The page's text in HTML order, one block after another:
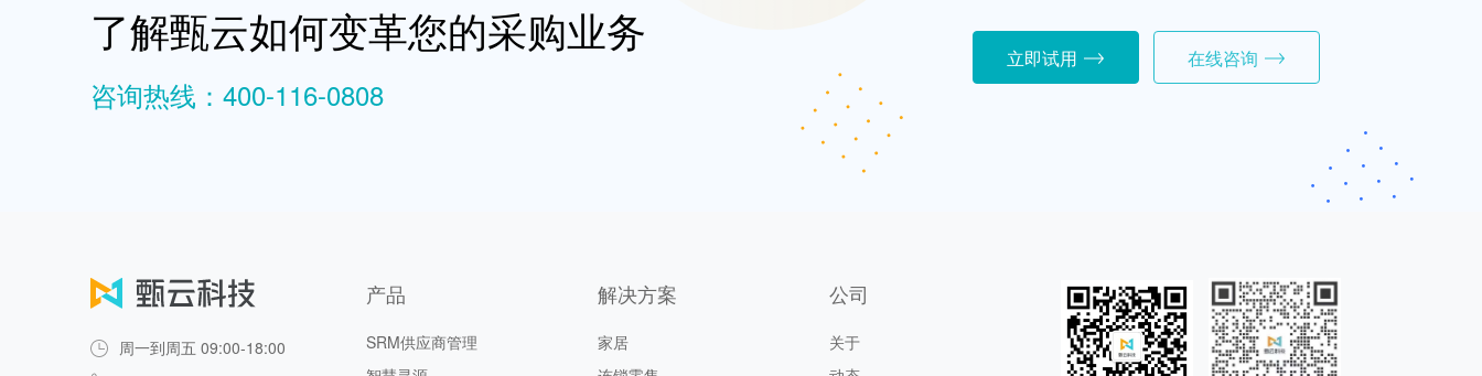
了解甄云如何变革您的采购业务
咨询热线：400-116-0808
立即试用 在线咨询
周一到周五 09:00-18:00
产品
SRM供应商管理
解决方案
家居
公司
关于